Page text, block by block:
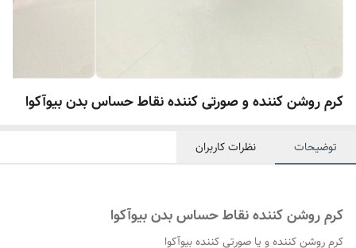
کرم روشن کننده و صورتی کننده نقاط حساس بدن بیوآکوا
توضیحات نظرات کاربران
کرم روشن کننده نقاط حساس بدن بیوآکوا
کرم روشن کننده و یا صورتی کننده بیوآکوا